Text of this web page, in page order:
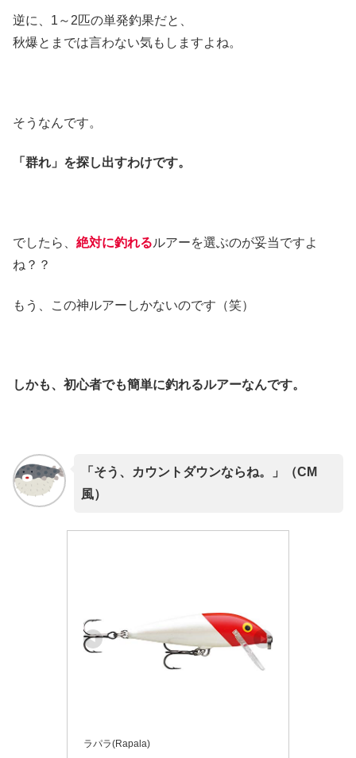
逆に、1～2匹の単発釣果だと、
秋爆とまでは言わない気もしますよね。
そうなんです。
「群れ」を探し出すわけです。
でしたら、 絶対に釣れるルアーを選ぶのが妥当ですよ
ね？？
もう、この神ルアーしかないのです（笑）
しかも、初心者でも簡単に釣れるルアーなんです。
「そう、カウントダウンならね。」（CM
風）
ラパラ(Rapala)